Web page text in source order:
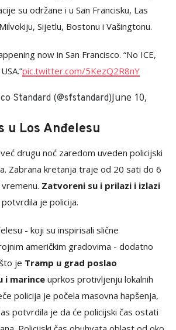
su održane i u San Francisku, Las
Sijetlu, Bostonu i Vašingtonu.
now in San Francisco. “No ICE,
pic.twitter.com/5KezQ2R8nY
Standard (@sfstandard)June 10,
u Los Anđelesu
drugu noć zaredom uveden policijski
Zabrana kretanja traje od 20 sati do 6
Zatvoreni su i prilazi i izlazi
je policija.
- koji su inspirisali slične
američkim gradovima - dodatno
je Tramp u grad poslao
i marince uprkos protivljenju lokalnih
policija je počela masovna hapšenja,
potvrdila je da će policijski čas ostati